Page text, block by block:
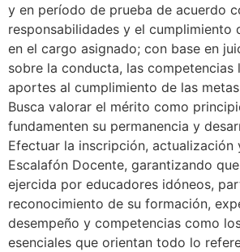
y en período de prueba de acuerdo
responsabilidades y el cumplimiento
en el cargo asignado; con base en
sobre la conducta, las competencias
aportes al cumplimiento de las
Busca valorar el mérito como
fundamenten su permanencia y
Efectuar la inscripción, actualización
Escalafón Docente, garantizando
ejercida por educadores idóneos,
reconocimiento de su formación,
desempeño y competencias como
esenciales que orientan todo lo